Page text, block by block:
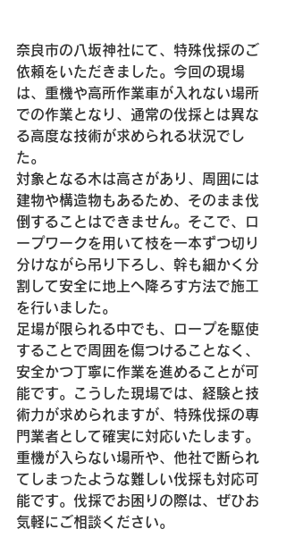
奈良市の八坂神社にて、特殊伐採のご
依頼をいただきました。今回の現場
は、重機や高所作業車が入れない場所
での作業となり、通常の伐採とは異な
る高度な技術が求められる状況でし
た。
対象となる木は高さがあり、周囲には
建物や構造物もあるため、そのまま伐
倒することはできません。そこで、ロ
ープワークを用いて枝を一本ずつ切り
分けながら吊り下ろし、幹も細かく分
割して安全に地上へ降ろす方法で施工
を行いました。
足場が限られる中でも、ロープを駆使
することで周囲を傷つけることなく、
安全かつ丁寧に作業を進めることが可
能です。こうした現場では、経験と技
術力が求められますが、特殊伐採の専
門業者として確実に対応いたします。
重機が入らない場所や、他社で断られ
てしまったような難しい伐採も対応可
能です。伐採でお困りの際は、ぜひお
気軽にご相談ください。